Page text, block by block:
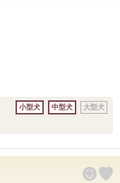
小型犬 中型犬 大型犬